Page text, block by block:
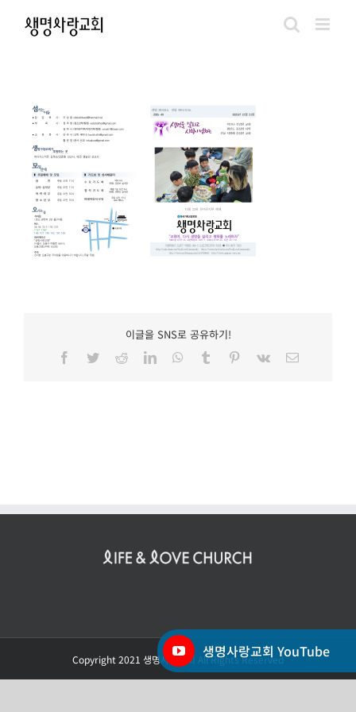
content
이글을 SNS로 공유하기!
Facebook
TwitterRedditLinkedInWhatsApp
Tumblr Pinterest
Vk
이
생명사랑교회 YouTube
Copyright 2021 생명사랑교회 All Rights Reserved